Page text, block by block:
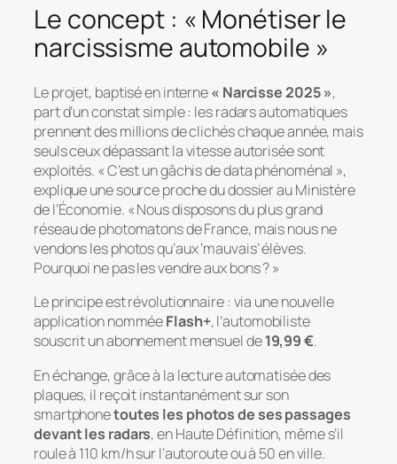
Le concept : « Monétiser le
narcissisme automobile »
Le projet, baptisé en interne« Narcisse 2025 »,
part d’un constat simple : les radars automatiques
prennent des millions de clichés chaque année, mais
seuls ceux dépassant la vitesse autorisée sont
exploités. « C’est un gâchis de data phénoménal »,
explique une source proche du dossier au Ministère
de l’Économie. « Nous disposons du plus grand
réseau de photomatons de France, mais nous ne
vendons les photos qu’aux ‘mauvais’ élèves.
Pourquoi ne pas les vendre aux bons ? »
Le principe est révolutionnaire : via une nouvelle
application nomméeFlash+, l’automobiliste
souscrit un abonnement mensuel de19,99 €.
En échange, grâce à la lecture automatisée des
plaques, il reçoit instantanément sur son
smartphonetoutes les photos de ses passages
devant les radars, en Haute Définition, même s’il
roule à 110 km/h sur l’autoroute ou à 50 en ville.